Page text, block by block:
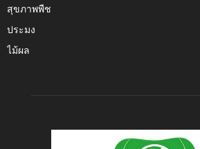
สุขภาพพืช
ประมง
ไม้ผล